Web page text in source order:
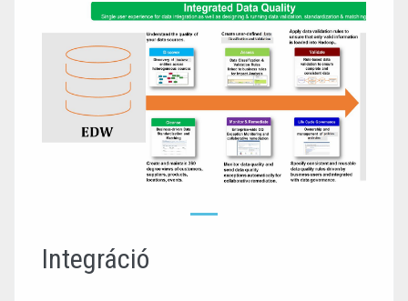
Integráció